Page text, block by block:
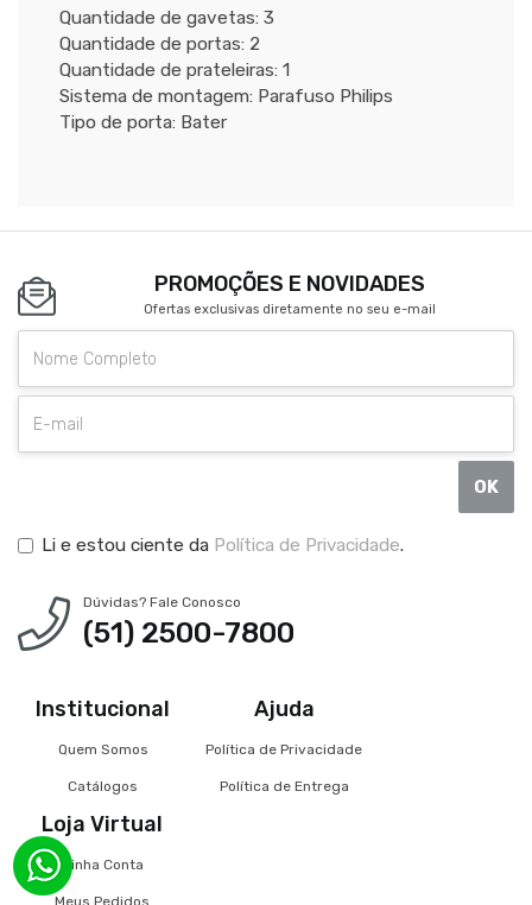
Quantidade de gavetas: 3
Quantidade de portas: 2
Quantidade de prateleiras: 1
Sistema de montagem: Parafuso Philips
Tipo de porta: Bater
PROMOÇÕES E NOVIDADES
Ofertas exclusivas diretamente no seu e-mail
OK
Li e estou ciente da Política de Privacidade.
Dúvidas? Fale Conosco
(51) 2500-7800
Institucional
Quem Somos
Catálogos
Ajuda
Política de Privacidade
Política de Entrega
Loja Virtual
Minha Conta
Meus Pedidos